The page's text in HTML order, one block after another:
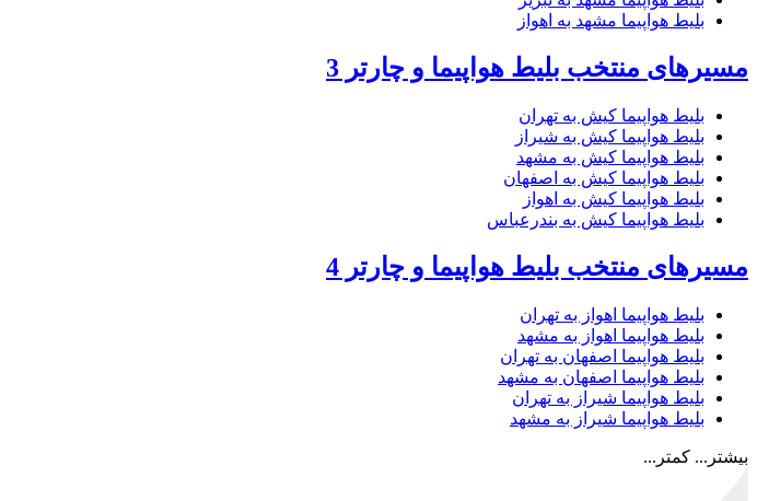
بلیط هواپیما مشهد به اهواز
مسیرهای منتخب بلیط هواپیما و چارتر 3
بلیط هواپیما کیش به تهران
بلیط هواپیما کیش به شیراز
بلیط هواپیما کیش به مشهد
بلیط هواپیما کیش به اصفهان
بلیط هواپیما کیش به اهواز
بلیط هواپیما کیش به بندرعباس
مسیرهای منتخب بلیط هواپیما و چارتر 4
بلیط هواپیما اهواز به تهران
بلیط هواپیما اهواز به مشهد
بلیط هواپیما اصفهان به تهران
بلیط هواپیما اصفهان به مشهد
بلیط هواپیما شیراز به تهران
بلیط هواپیما شیراز به مشهد
بیشتر... کمتر...